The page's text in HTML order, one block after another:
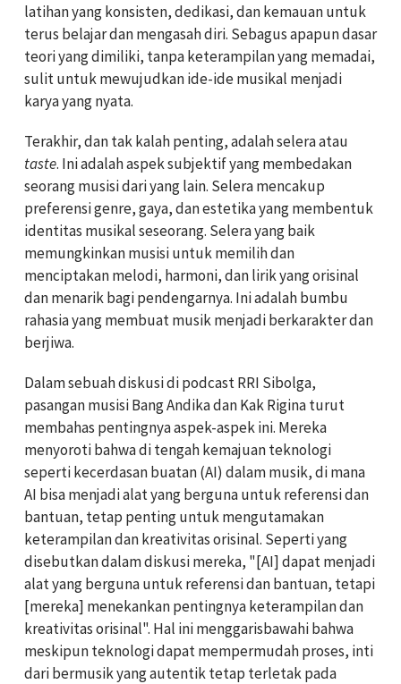
latihan yang konsisten, dedikasi, dan kemauan untuk
terus belajar dan mengasah diri. Sebagus apapun dasar
teori yang dimiliki, tanpa keterampilan yang memadai,
sulit untuk mewujudkan ide-ide musikal menjadi
karya yang nyata.
Terakhir, dan tak kalah penting, adalah selera atau
taste. Ini adalah aspek subjektif yang membedakan
seorang musisi dari yang lain. Selera mencakup
preferensi genre, gaya, dan estetika yang membentuk
identitas musikal seseorang. Selera yang baik
memungkinkan musisi untuk memilih dan
menciptakan melodi, harmoni, dan lirik yang orisinal
dan menarik bagi pendengarnya. Ini adalah bumbu
rahasia yang membuat musik menjadi berkarakter dan
berjiwa.
Dalam sebuah diskusi di podcast RRI Sibolga,
pasangan musisi Bang Andika dan Kak Rigina turut
membahas pentingnya aspek-aspek ini. Mereka
menyoroti bahwa di tengah kemajuan teknologi
seperti kecerdasan buatan (AI) dalam musik, di mana
AI bisa menjadi alat yang berguna untuk referensi dan
bantuan, tetap penting untuk mengutamakan
keterampilan dan kreativitas orisinal. Seperti yang
disebutkan dalam diskusi mereka, "[AI] dapat menjadi
alat yang berguna untuk referensi dan bantuan, tetapi
[mereka] menekankan pentingnya keterampilan dan
kreativitas orisinal". Hal ini menggarisbawahi bahwa
meskipun teknologi dapat mempermudah proses, inti
dari bermusik yang autentik tetap terletak pada